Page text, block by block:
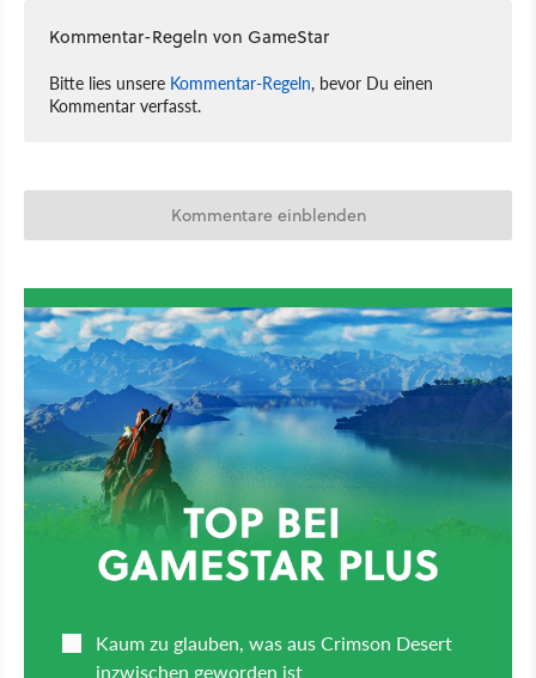
Kommentar-Regeln von GameStar
Bitte lies unsere Kommentar-Regeln, bevor Du einen
Kommentar verfasst.
Kommentare einblenden